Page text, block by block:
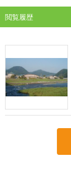
閲覧履歴